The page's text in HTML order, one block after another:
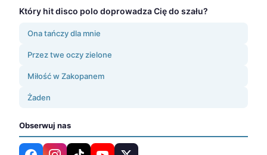
Który hit disco polo doprowadza Cię do szału?
Ona tańczy dla mnie
Przez twe oczy zielone
Miłość w Zakopanem
Żaden
Obserwuj nas